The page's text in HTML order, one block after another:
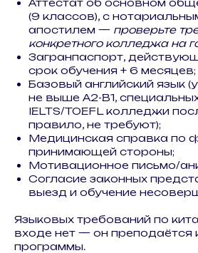
Аттестат об основном
(9 классов), с
апостилем — проверьте
конкретного колледжа на
Загранпаспорт,
срок обучения + 6 месяцев;
Базовый английский язык
не выше A2-B1,
IELTS/TOEFL колледжи
правило, не требуют);
Медицинская справка по
принимающей стороны;
Мотивационное письмо/
Согласие законных
выезд и обучение
Языковых требований по
входе нет — он преподаётся
программы.